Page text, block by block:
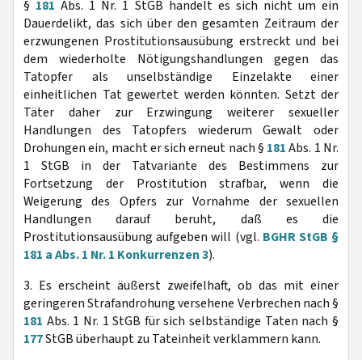
§ 181 Abs. 1 Nr. 1 StGB handelt es sich nicht um ein
Dauerdelikt, das sich über den gesamten Zeitraum der
erzwungenen Prostitutionsausübung erstreckt und bei
dem wiederholte Nötigungshandlungen gegen das
Tatopfer als unselbständige Einzelakte einer
einheitlichen Tat gewertet werden könnten. Setzt der
Täter daher zur Erzwingung weiterer sexueller
Handlungen des Tatopfers wiederum Gewalt oder
Drohungen ein, macht er sich erneut nach § 181Abs. 1 Nr.
1 StGB in der Tatvariante des Bestimmens zur
Fortsetzung der Prostitution strafbar, wenn die
Weigerung des Opfers zur Vornahme der sexuellen
Handlungen darauf beruht, daß es die
Prostitutionsausübung aufgeben will (vgl. BGHR StGB §
181 a Abs. 1 Nr. 1 Konkurrenzen 3).
3. Es erscheint äußerst zweifelhaft, ob das mit einer
geringeren Strafandrohung versehene Verbrechen nach §
181 Abs. 1 Nr. 1 StGB für sich selbständige Taten nach §
177StGB überhaupt zu Tateinheit verklammern kann.